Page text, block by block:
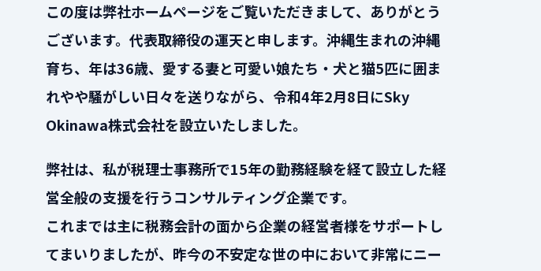
この度は弊社ホームページをご覧いただきまして、ありがとう
ございます。代表取締役の運天と申します。沖縄生まれの沖縄
育ち、年は36歳、愛する妻と可愛い娘たち・犬と猫5匹に囲ま
れやや騒がしい日々を送りながら、令和4年2月8日にSky
Okinawa株式会社を設立いたしました。
弊社は、私が税理士事務所で15年の勤務経験を経て設立した経
営全般の支援を行うコンサルティング企業です。
これまでは主に税務会計の面から企業の経営者様をサポートし
てまいりましたが、昨今の不安定な世の中において非常にニー